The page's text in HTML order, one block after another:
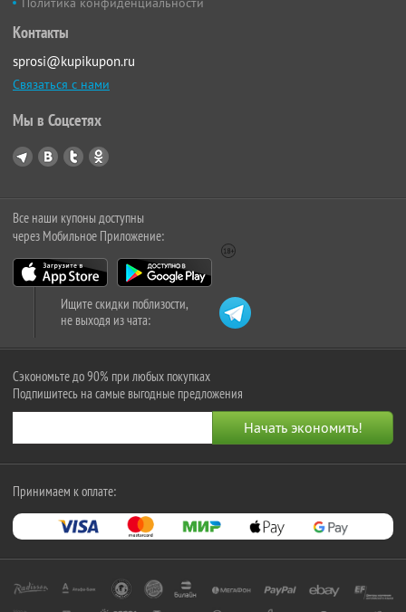
Контакты
sprosi@kupikupon.ru
Связаться с нами
Мы в Соцсетях
Все наши купоны доступны
через Мобильное Приложение:
Ищите скидки поблизости,
не выходя из чата:
Сэкономьте до 90% при любых покупках
Подпишитесь на самые выгодные предложения
Принимаем к оплате: